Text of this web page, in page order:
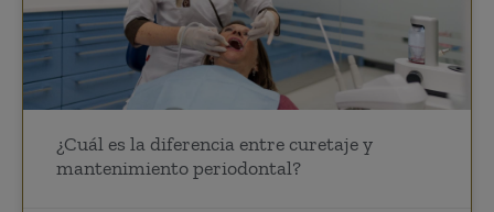
¿Cuál es la diferencia entre curetaje y
mantenimiento periodontal?